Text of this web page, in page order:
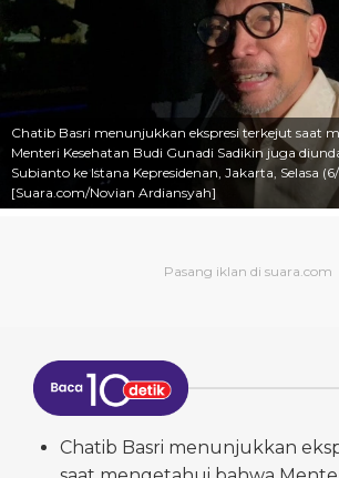
Chatib Basri menunjukkan ekspresi terkejut saat
Menteri Kesehatan Budi Gunadi Sadikin juga
Subianto ke Istana Kepresidenan, Jakarta, Selasa
[Suara.com/Novian Ardiansyah]
Chatib Basri menunjukkan